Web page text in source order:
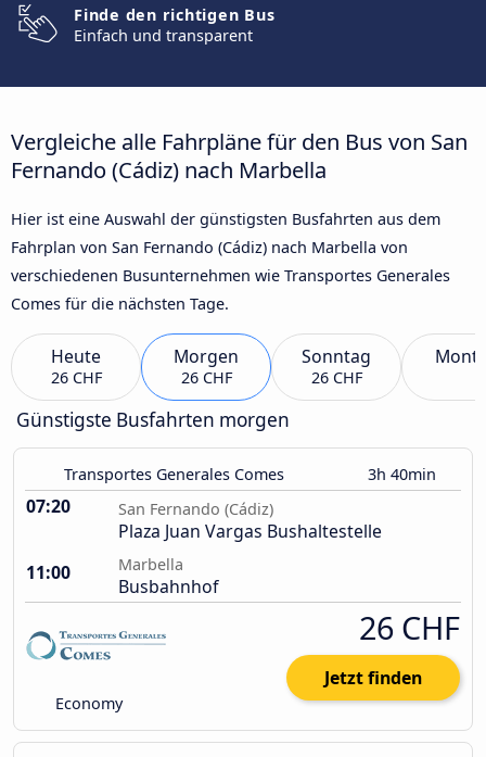
Finde den richtigen Bus
Einfach und transparent
Vergleiche alle Fahrpläne für den Bus von San
Fernando (Cádiz) nach Marbella
Hier ist eine Auswahl der günstigsten Busfahrten aus dem
Fahrplan von San Fernando (Cádiz) nach Marbella von
verschiedenen Busunternehmen wie Transportes Generales
Comes für die nächsten Tage.
Heute
26 CHF
Morgen
26 CHF
Sonntag
26 CHF
Günstigste Busfahrten morgen
Transportes Generales Comes 3h 40min
07:20 San Fernando (Cádiz)
Plaza Juan Vargas Bushaltestelle
11:00
Marbella
Busbahnhof
Economy
26 CHF
Jetzt finden